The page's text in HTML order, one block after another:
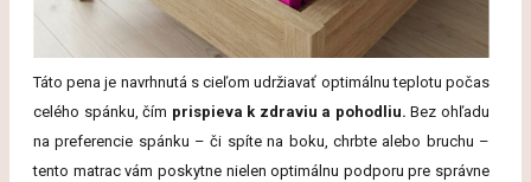
Táto pena je navrhnutá s cieľom udržiavať optimálnu teplotu počas
celého spánku, čím prispieva k zdraviu a pohodliu. Bez ohľadu
na preferencie spánku – či spíte na boku, chrbte alebo bruchu –
tento matrac vám poskytne nielen optimálnu podporu pre správne